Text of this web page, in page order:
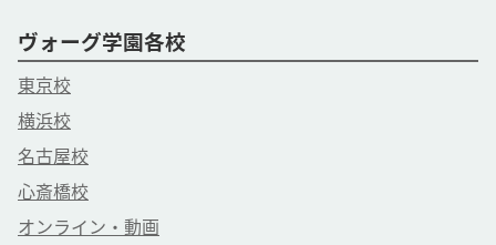
ヴォーグ学園各校
東京校
横浜校
名古屋校
心斎橋校
オンライン・動画